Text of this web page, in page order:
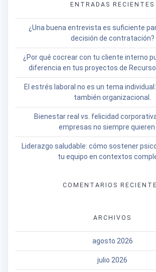
ENTRADAS RECIENTES
¿Una buena entrevista es suficiente
decisión de contratación?
¿Por qué cocrear con tu cliente interno
diferencia en tus proyectos de
El estrés laboral no es un tema
también organizacional.
Bienestar real vs. felicidad
empresas no siempre quieren
Liderazgo saludable: cómo sostener
tu equipo en contextos
COMENTARIOS
ARCHIVOS
agosto 2026
julio 2026